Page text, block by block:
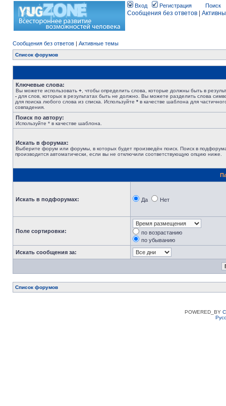
Вход Регистрация Поиск
Сообщения без ответов
Сообщения без ответов | Активные темы
Список форумов
Ключевые слова:
Вы можете использовать + , чтобы определить слова, которые должны быть в
- для слов, которых в результатах быть не должно. Вы можете разделить слова
для поиска любого слова из списка. Используйте * в качестве шаблона для
совпадения.
Поиск по автору:
Используйте * в качестве шаблона.
Искать в форумах:
Выберите форум или форумы, в которых будет произведён поиск. Поиск в
производится автоматически, если вы не отключили соответствующую опцию ниже.
Искать в подфорумах: Да Нет
Поле сортировки:
по возрастанию
по убыванию
Искать сообщения за:
Список форумов
POWERED_BY